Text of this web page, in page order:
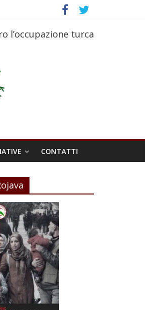
l’occupazione turca
CONTATTI